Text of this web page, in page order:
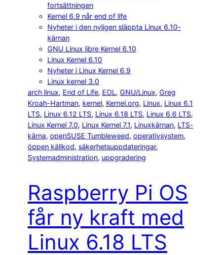
fortsättningen
Kernel 6.9 når end of life
Nyheter i den nyligen släppta Linux 6.10-
kärnan
GNU Linux libre Kernel 6.10
Linux Kernel 6.10
Nyheter i Linux Kernel 6.9
Linux kernel 3.0
arch linux, End of Life, EOL, GNU/Linux, Greg
Kroah-Hartman, kernel, Kernel.org, Linux, Linux 6.1
LTS, Linux 6.12 LTS, Linux 6.18 LTS, Linux 6.6 LTS
Linux Kernel 7.0, Linux Kernel 7.1, Linuxkärnan, LTS-
kärna, openSUSE Tumbleweed, operativsystem
öppen källkod, säkerhetsuppdateringar
Systemadministration, uppgradering
Raspberry Pi OS
får ny kraft med
Linux 6.18 LTS